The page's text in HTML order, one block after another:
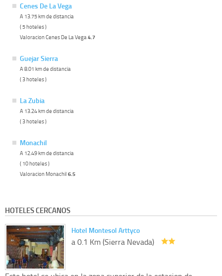
Cenes De La Vega
A 13.75 km de distancia
( 5 hoteles )
Valoracion Cenes De La Vega 4.7
Guejar Sierra
A 8.01 km de distancia
( 3 hoteles )
La Zubia
A 13.24 km de distancia
( 3 hoteles )
Monachil
A 12.49 km de distancia
( 10 hoteles )
Valoracion Monachil 6.5
HOTELES CERCANOS
Hotel Montesol Arttyco
a 0.1 Km (Sierra Nevada)